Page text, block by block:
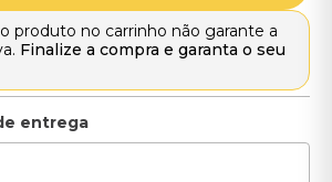
produto no carrinho não garante a
Finalize a compra e garanta o seu